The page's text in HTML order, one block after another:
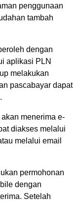
penggunaan
tambah
dengan
aplikasi PLN
melakukan
pascabayar dapat
menerima e-
diakses melalui
melalui email
permohonan
dengan
Setelah